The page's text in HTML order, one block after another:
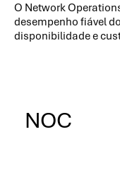
O Network
desempenho fiável
disponibilidade e
NOC